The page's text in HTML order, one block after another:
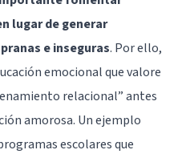
lugar de generar
e inseguras. Por ello,
emocional que valore
relacional” antes
amorosa. Un ejemplo
escolares que